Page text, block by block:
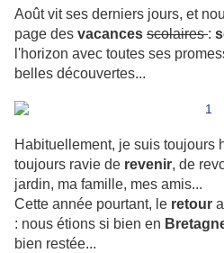
Août vit ses derniers jours, et
page des vacances scolaires:
l'horizon avec toutes ses
belles découvertes...
Habituellement, je suis toujours
toujours ravie de revenir, de
jardin, ma famille, mes amis...
Cette année pourtant, le retour
: nous étions si bien en
bien restée...